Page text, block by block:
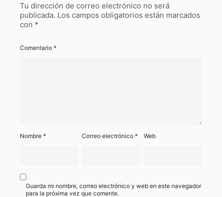
Tu dirección de correo electrónico no será
publicada. Los campos obligatorios están marcados
con *
Comentario *
Nombre * Correo electrónico* Web
Guarda mi nombre, correo electrónico y web en este navegador
para la próxima vez que comente.